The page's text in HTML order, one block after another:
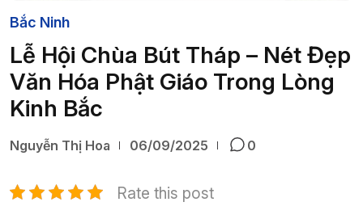
Bắc Ninh
Lễ Hội Chùa Bút Tháp – Nét Đẹp
Văn Hóa Phật Giáo Trong Lòng
Kinh Bắc
Nguyễn Thị Hoa 06/09/2025 0
Rate this post